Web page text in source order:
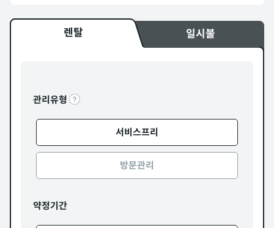
렌탈 일시불
관리유형
서비스프리
방문관리
약정기간